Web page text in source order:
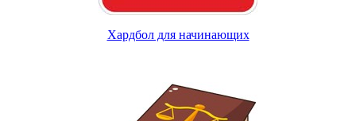
Хардбол для начинающих